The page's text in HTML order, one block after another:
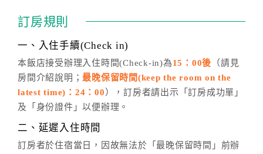
話方式異動訂單。
※非客服時間之申辦異動，皆為次日計算及辦理。
五、客服時間
週一至週日，上午9:00～晚上6:00
六、聯絡方式
(07)9682715 。
訂房規則
一、入住手續(Check in)
本飯店接受辦理入住時間(Check-in)為15：00後 （請見
房間介紹說明；最晚保留時間(keep the room on the
latest time)：24：00 ），訂房者請出示「訂房成功單」
及「身份證件」以便辦理。
二、延遲入住時間
訂房者於住宿當日，因故無法於「最晚保留時間」前辦